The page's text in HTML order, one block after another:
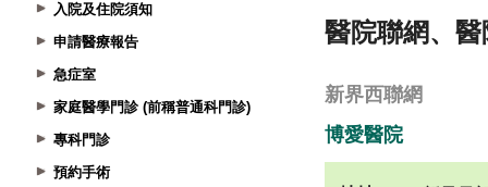
入院及住院須知
申請醫療報告
急症室
家庭醫學門診 (前稱普通科門診)
專科門診
預約手術